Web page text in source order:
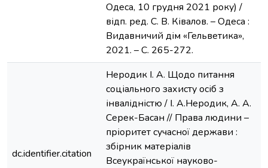
Одеса, 10 грудня 2021 року) /
відп. ред. С. В. Ківалов. – Одеса :
Видавничий дім «Гельветика»,
2021. – С. 265-272.
dc.identifier.citation
Неродик І. А. Щодо питання
соціального захисту осіб з
інвалідністю / І. А.Неродик, А. А.
Серек-Басан // Права людини –
пріоритет сучасної держави :
збірник матеріалів
Всеукраїнської науково-